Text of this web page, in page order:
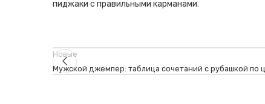
пиджаки с правильными карманами.
Новые
Мужской джемпер: таблица сочетаний с рубашкой по